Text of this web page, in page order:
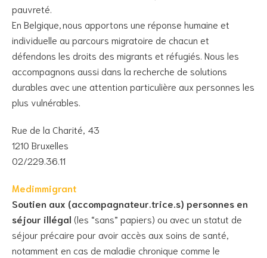
pauvreté.
En Belgique, nous apportons une réponse humaine et
individuelle au parcours migratoire de chacun et
défendons les droits des migrants et réfugiés. Nous les
accompagnons aussi dans la recherche de solutions
durables avec une attention particulière aux personnes les
plus vulnérables.
Rue de la Charité, 43
1210 Bruxelles
02/229.36.11
Medimmigrant
Soutien aux (accompagnateur.trice.s) personnes en
séjour illégal (les “sans” papiers) ou avec un statut de
séjour précaire pour avoir accès aux soins de santé,
notamment en cas de maladie chronique comme le